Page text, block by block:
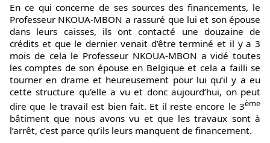
En ce qui concerne de ses sources des financements, le
Professeur NKOUA-MBON a rassuré que lui et son épouse
dans leurs caisses, ils ont contacté une douzaine de
crédits et que le dernier venait d’être terminé et il y a 3
mois de cela le Professeur NKOUA-MBON a vidé toutes
les comptes de son épouse en Belgique et cela a failli se
tourner en drame et heureusement pour lui qu’il y a eu
cette structure qu’elle a vu et donc aujourd’hui, on peut
dire que le travail est bien fait. Et il reste encore le 3ème
bâtiment que nous avons vu et que les travaux sont à
l’arrêt, c’est parce qu’ils leurs manquent de financement.